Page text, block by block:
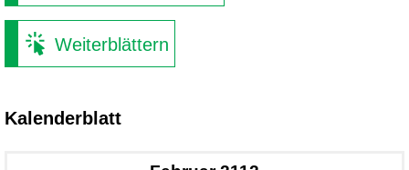
Weiterblättern
Kalenderblatt